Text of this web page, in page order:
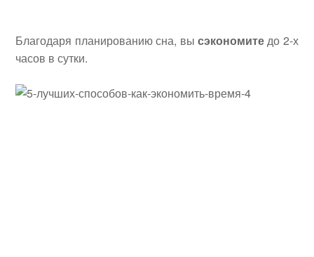
Благодаря планированию сна, вы сэкономитедо 2-х
часов в сутки.